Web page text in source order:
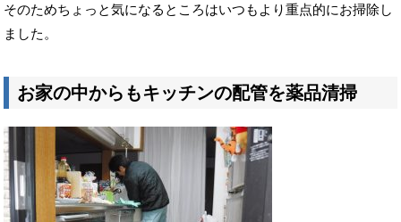
そのためちょっと気になるところはいつもより重点的にお掃除し
ました。
お家の中からもキッチンの配管を薬品清掃